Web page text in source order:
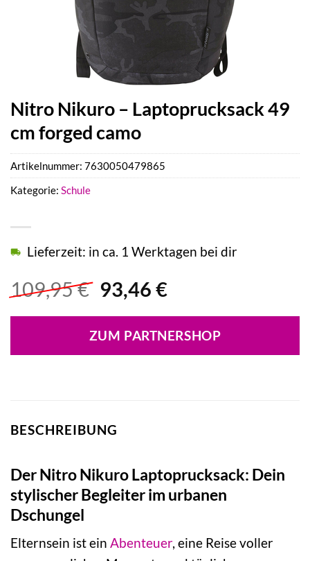
Nitro Nikuro – Laptoprucksack 49
cm forged camo
109,95€ Ursprünglicher
war:
109,95 €
93,46 €Aktueller
ist:
93,46 €.
Lieferzeit: in ca. 1 Werktagen bei dir
ZUM PARTNERSHOP
Artikelnummer: 7630050479865
Kategorie: Schule
BESCHREIBUNG
Der Nitro Nikuro Laptoprucksack: Dein
stylischer Begleiter im urbanen
Dschungel
Elternsein ist ein Abenteuer, eine Reise voller